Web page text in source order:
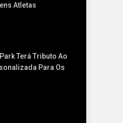
Atletas
Terá Tributo Ao
Para Os